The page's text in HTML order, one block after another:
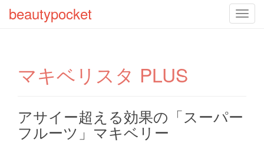
T
beautypocket
マキベリスタ PLUS
アサイー超える効果の「スーパー
フルーツ」マキベリー